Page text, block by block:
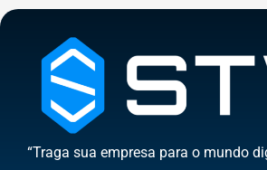
“Traga sua empresa para o mundo